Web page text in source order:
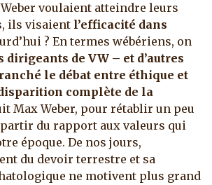
voulaient atteindre leurs
ils visaient l’efficacité dans
? En termes wébériens, on
dirigeants de VW – et d’autres
le débat entre éthique et
complète de la
Max Weber, pour rétablir un peu
du rapport aux valeurs qui
époque. De nos jours,
du devoir terrestre et sa
ne motivent plus grand